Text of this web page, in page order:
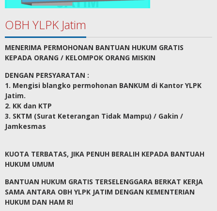
OBH YLPK Jatim
MENERIMA PERMOHONAN BANTUAN HUKUM GRATIS
KEPADA ORANG / KELOMPOK ORANG MISKIN
DENGAN PERSYARATAN :
1. Mengisi blangko permohonan BANKUM di Kantor YLPK
Jatim.
2. KK dan KTP
3. SKTM (Surat Keterangan Tidak Mampu) / Gakin /
Jamkesmas
KUOTA TERBATAS, JIKA PENUH BERALIH KEPADA BANTUAH
HUKUM UMUM
BANTUAN HUKUM GRATIS TERSELENGGARA BERKAT KERJA
SAMA ANTARA OBH YLPK JATIM DENGAN KEMENTERIAN
HUKUM DAN HAM RI